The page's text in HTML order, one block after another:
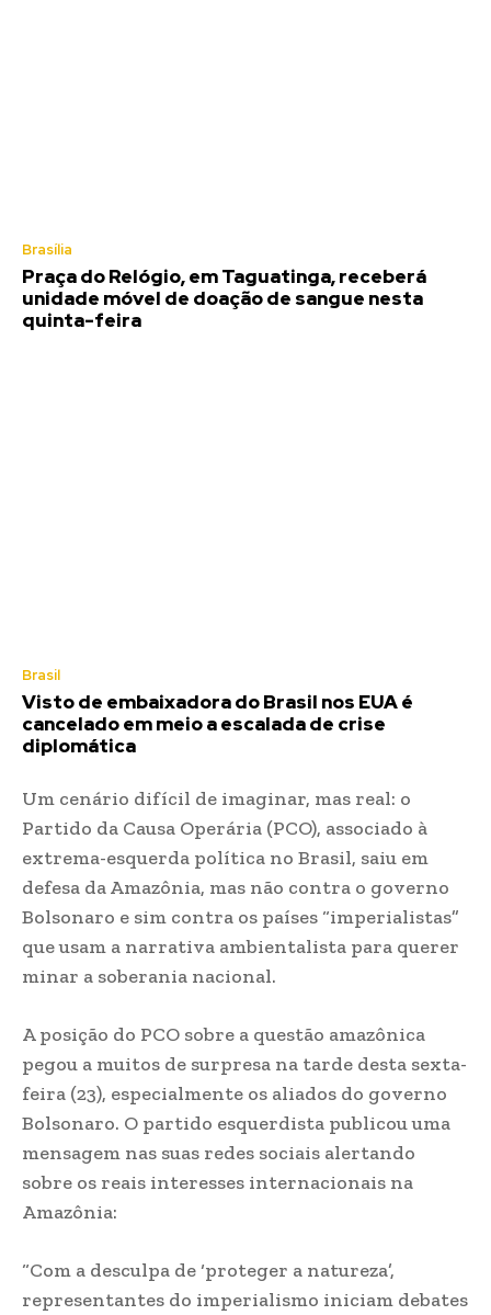
Brasília
Praça do Relógio, em Taguatinga, receberá
unidade móvel de doação de sangue nesta
quinta-feira
Brasil
Visto de embaixadora do Brasil nos EUA é
cancelado em meio a escalada de crise
diplomática
Um cenário difícil de imaginar, mas real: o
Partido da Causa Operária (PCO), associado à
extrema-esquerda política no Brasil, saiu em
defesa da Amazônia, mas não contra o governo
Bolsonaro e sim contra os países “imperialistas”
que usam a narrativa ambientalista para querer
minar a soberania nacional.
A posição do PCO sobre a questão amazônica
pegou a muitos de surpresa na tarde desta sexta-
feira (23), especialmente os aliados do governo
Bolsonaro. O partido esquerdista publicou uma
mensagem nas suas redes sociais alertando
sobre os reais interesses internacionais na
Amazônia:
“Com a desculpa de ‘proteger a natureza’,
representantes do imperialismo iniciam debates